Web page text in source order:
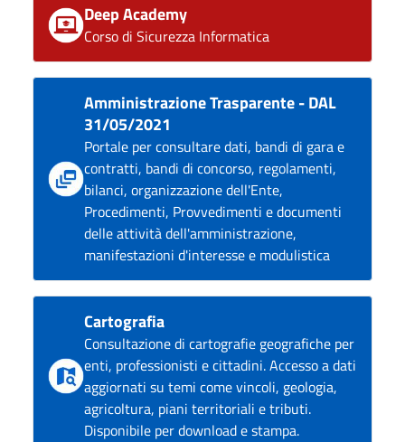
Deep Academy
Corso di Sicurezza Informatica
Amministrazione Trasparente - DAL
31/05/2021
Portale per consultare dati, bandi di gara e
contratti, bandi di concorso, regolamenti,
bilanci, organizzazione dell'Ente,
Procedimenti, Provvedimenti e documenti
delle attività dell'amministrazione,
manifestazioni d'interesse e modulistica
Cartografia
Consultazione di cartografie geografiche per
enti, professionisti e cittadini. Accesso a dati
aggiornati su temi come vincoli, geologia,
agricoltura, piani territoriali e tributi.
Disponibile per download e stampa.